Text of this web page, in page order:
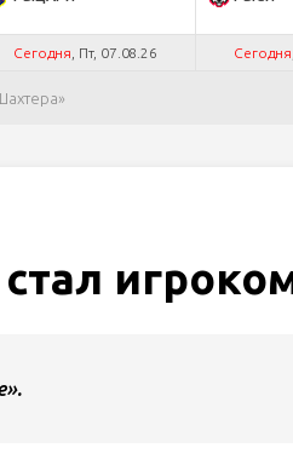
Сегодня , Пт, 07.08.26 Сегодня